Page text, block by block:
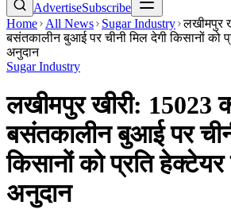
AdvertiseSubscribe
Home
All News Sugar Industry लखीमपुर
बसंतकालीन बुआई पर चीनी मिल देगी किसानों को
अनुदान
Sugar Industry
लखीमपुर खीरी: 15023
बसंतकालीन बुआई पर
किसानों को प्रति
अनुदान